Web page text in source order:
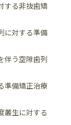
する非抜歯矯
に対する準備
伴う空隙歯列
準備矯正治療
生に対する